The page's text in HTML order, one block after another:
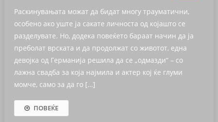
Раскинувањата можат да бидат многу трауматични,
особено ако уште ја сакате личноста од којашто се
разделувате. Но, додека повеќето бараат начин да ја
преболат врската и да продолжат со животот, една
девојка од Германија решила да се „одмазди“ – со
лажна свадба за која најмила и актер кој ќе глуми
момче, само за да го […]
ПОВЕЌЕ